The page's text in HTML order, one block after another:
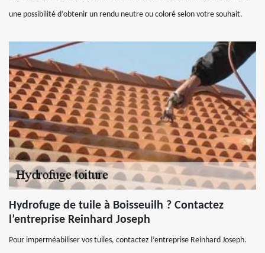
une possibilité d’obtenir un rendu neutre ou coloré selon votre souhait.
Hydrofuge de tuile à Boisseuilh ? Contactez
l’entreprise Reinhard Joseph
Pour imperméabiliser vos tuiles, contactez l’entreprise Reinhard Joseph.